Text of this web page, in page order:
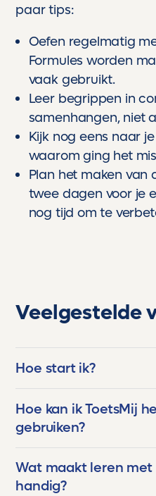
paar tips:
Oefen regelmatig
Formules worden
vaak gebruikt.
Leer begrippen in
samenhangen, niet
Kijk nog eens naar
waarom ging het
Plan het maken van
twee dagen voor je
nog tijd om te
Veelgestelde
Hoe start ik?
Hoe kan ik ToetsMij
gebruiken?
Wat maakt leren met
handig?